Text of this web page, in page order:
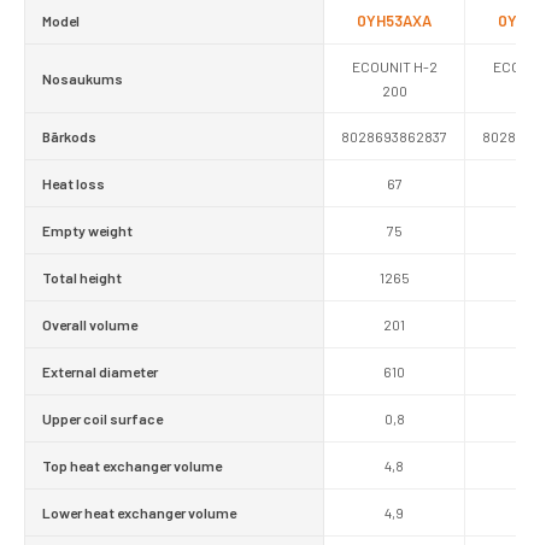
Model 0YH53AXA
Nosaukums
ECOUNIT H-2
200
Bārkods 8028693862837
Heat loss 67
Empty weight 75
Total height 1265
Overall volume 201
External diameter 610
Upper coil surface 0,8
Top heat exchanger volume 4,8
Lower heat exchanger volume 4,9